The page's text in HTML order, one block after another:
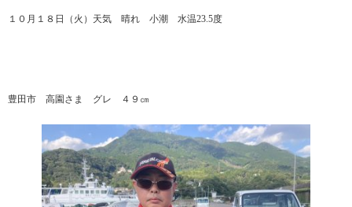
１０月１８日（火）天気 晴れ 小潮 水温23.5度
豊田市 高園さま グレ ４９㎝